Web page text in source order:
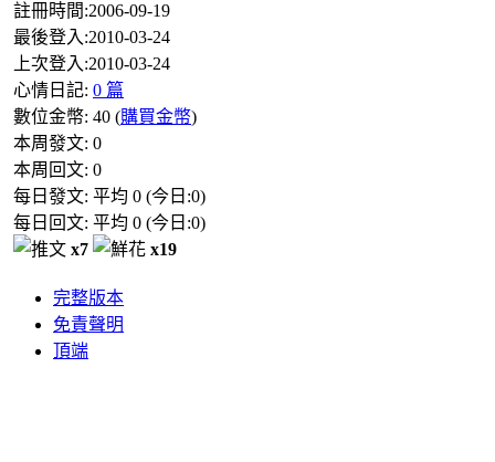
註冊時間:2006-09-19
最後登入:2010-03-24
上次登入:2010-03-24
心情日記: 0 篇
數位金幣: 40 (購買金幣)
本周發文: 0
本周回文: 0
每日發文: 平均 0 (今日:0)
每日回文: 平均 0 (今日:0)
x7
x19
完整版本
免責聲明
頂端